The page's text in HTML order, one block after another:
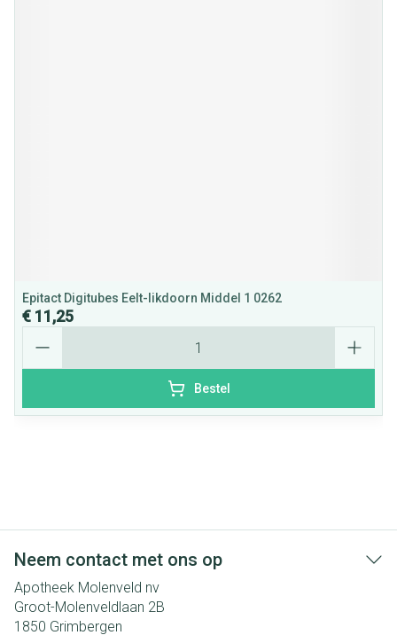
Epitact Digitubes Eelt-likdoorn Middel 1 0262
€ 11,25
Bestel
Neem contact met ons op
Apotheek Molenveld nv
Groot-Molenveldlaan 2B
1850 Grimbergen